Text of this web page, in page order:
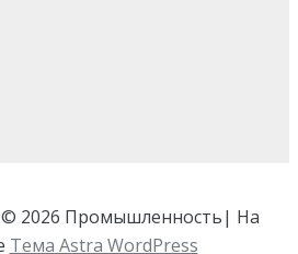
© 2026 Промышленность| На
Тема Astra WordPress